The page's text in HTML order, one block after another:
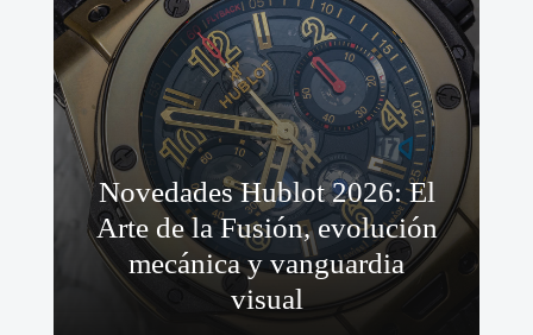
Novedades Hublot 2026: El
Arte de la Fusión, evolución
mecánica y vanguardia
visual